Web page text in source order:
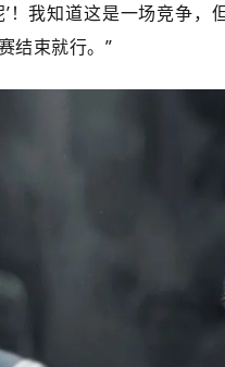
！我知道这是一场竞争，
结束就行。”